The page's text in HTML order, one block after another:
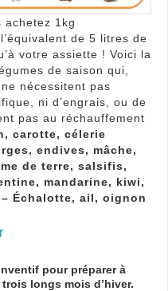
achetez 1kg
de 5 litres de
votre assiette ! Voici la
de saison qui,
nécessitent pas
ni d’engrais, ou de
pas au réchauffement
carotte, célerie
endives, mâche,
de terre, salsifis,
mandarine, kiwi,
Échalotte, ail, oignon
pour préparer à
longs mois d’hiver.